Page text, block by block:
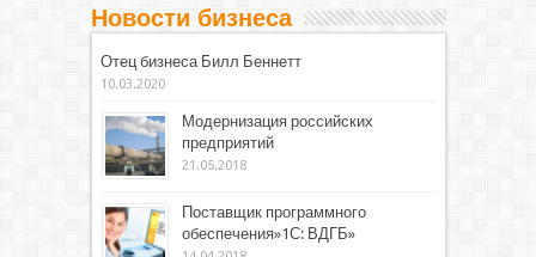
Новости бизнеса
Отец бизнеса Билл Беннетт
10.03.2020
Модернизация российских
предприятий
21.05.2018
Поставщик программного
обеспечения»1С: ВДГБ»